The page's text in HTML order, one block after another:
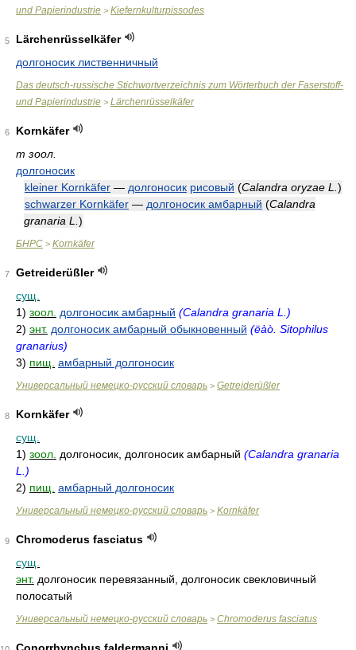
und Papierindustrie > Kiefernkulturpissodes
5
Lärchenrüsselkäfer
долгоносик лиственничный
Das deutsch-russische Stichwortverzeichnis zum Wörterbuch der Faserstoff-
und Papierindustrie > Lärchenrüsselkäfer
6
Kornkäfer
m зоол.
долгоносик
kleiner Kornkäfer — долгоносик рисовый (Calandra oryzae L. )
schwarzer Kornkäfer — долгоносик амбарный (Calandra
granaria L. )
БНРС > Kornkäfer
7
Getreiderüßler
сущ.
1) зоол. долгоносик амбарный (Calandra granaria L.)
2) энт. долгоносик амбарный обыкновенный (ëàò. Sitophilus
granarius)
3) пищ. амбарный долгоносик
Универсальный немецко-русский словарь > Getreiderüßler
8
Kornkäfer
сущ.
1) зоол. долгоносик, долгоносик амбарный (Calandra granaria
L.)
2) пищ. амбарный долгоносик
Универсальный немецко-русский словарь > Kornkäfer
9
Chromoderus fasciatus
сущ.
энт. долгоносик перевязанный, долгоносик свекловичный
полосатый
Универсальный немецко-русский словарь > Chromoderus fasciatus